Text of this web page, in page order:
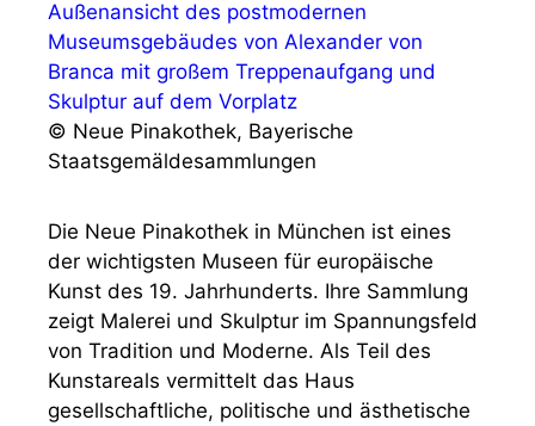
© Neue Pinakothek, Bayerische
Staatsgemäldesammlungen
Die Neue Pinakothek in München ist eines
der wichtigsten Museen für europäische
Kunst des 19. Jahrhunderts. Ihre Sammlung
zeigt Malerei und Skulptur im Spannungsfeld
von Tradition und Moderne. Als Teil des
Kunstareals vermittelt das Haus
gesellschaftliche, politische und ästhetische